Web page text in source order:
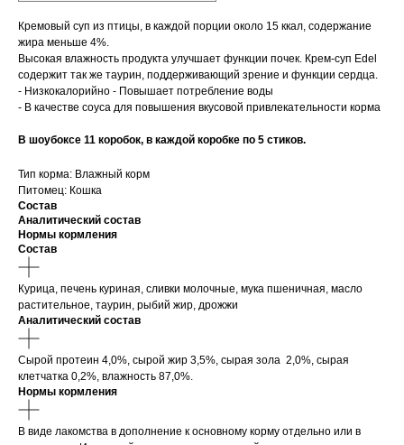
Кремовый суп из птицы, в каждой порции около 15 ккал, содержание
жира меньше 4%.
Высокая влажность продукта улучшает функции почек. Крем-суп Edel
содержит так же таурин, поддерживающий зрение и функции сердца.
- Низкокалорийно - Повышает потребление воды
- В качестве соуса для повышения вкусовой привлекательности корма
В шоубоксе 11 коробок, в каждой коробке по 5 стиков.
Тип корма: Влажный корм
Питомец: Кошка
Состав
Аналитический состав
Нормы кормления
Состав
Курица, печень куриная, сливки молочные, мука пшеничная, масло
растительное, таурин, рыбий жир, дрожжи
Аналитический состав
Сырой протеин 4,0%, сырой жир 3,5%, сырая зола 2,0%, сырая
клетчатка 0,2%, влажность 87,0%.
Нормы кормления
В виде лакомства в дополнение к основному корму отдельно или в